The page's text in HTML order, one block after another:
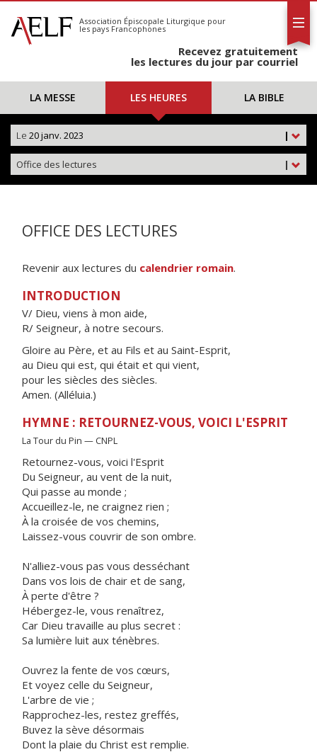
S'abonner
Calendrier
Association Épiscopale Liturgique pour
les pays Francophones
Recevez gratuitement
les lectures du jour par courriel
LA MESSE LES HEURES LA BIBLE
|
Le 20 janv. 2023
|
Office des lectures
OFFICE DES LECTURES
Revenir aux lectures du calendrier romain.
INTRODUCTION
V/ Dieu, viens à mon aide,
R/ Seigneur, à notre secours.
Gloire au Père, et au Fils et au Saint-Esprit,
au Dieu qui est, qui était et qui vient,
pour les siècles des siècles.
Amen. (Alléluia.)
HYMNE : RETOURNEZ-VOUS, VOICI L'ESPRIT
La Tour du Pin — CNPL
Retournez-vous, voici l'Esprit
Du Seigneur, au vent de la nuit,
Qui passe au monde ;
Accueillez-le, ne craignez rien ;
À la croisée de vos chemins,
Laissez-vous couvrir de son ombre.
N'alliez-vous pas vous desséchant
Dans vos lois de chair et de sang,
À perte d'être ?
Hébergez-le, vous renaîtrez,
Car Dieu travaille au plus secret :
Sa lumière luit aux ténèbres.
Ouvrez la fente de vos cœurs,
Et voyez celle du Seigneur,
L'arbre de vie ;
Rapprochez-les, restez greffés,
Buvez la sève désormais
Dont la plaie du Christ est remplie.